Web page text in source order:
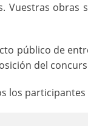
Vuestras
público de
del
los